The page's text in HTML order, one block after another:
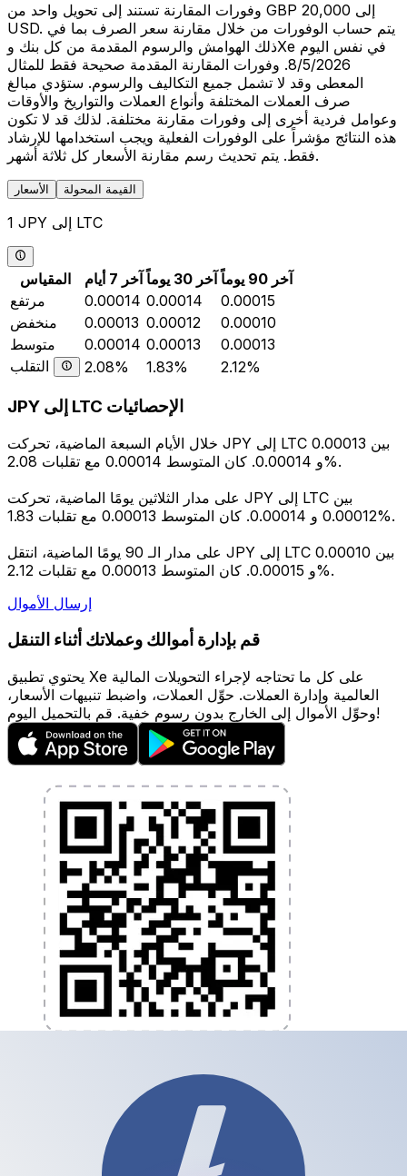
وفورات المقارنة تستند إلى تحويل واحد من GBP 20,000 إلى
USD. يتم حساب الوفورات من خلال مقارنة سعر الصرف بما في
ذلك الهوامش والرسوم المقدمة من كل بنك وXe في نفس اليوم
8/5/2026. وفورات المقارنة المقدمة صحيحة فقط للمثال
المعطى وقد لا تشمل جميع التكاليف والرسوم. ستؤدي مبالغ
صرف العملات المختلفة وأنواع العملات والتواريخ والأوقات
وعوامل فردية أخرى إلى وفورات مقارنة مختلفة. لذلك قد لا تكون
هذه النتائج مؤشراً على الوفورات الفعلية ويجب استخدامها للإرشاد
فقط. يتم تحديث رسم مقارنة الأسعار كل ثلاثة أشهر.
الأسعار القيمة المحولة
1 JPY إلى LTC
المقياس آخر 7 أيام آخر 30 يوماً
آخر 90 يوماً
مرتفع
0.00014 0.00014
0.00015
منخفض
0.00013 0.00012
0.00010
متوسط
0.00014 0.00013
0.00013
التقلب
2.08% 1.83% 2.12%
JPY إلى LTC الإحصائيات
خلال الأيام السبعة الماضية، تحركت JPY إلى LTC بين 0.00013
و 0.00014. كان المتوسط 0.00014 مع تقلبات 2.08%.
على مدار الثلاثين يومًا الماضية، تحركت JPY إلى LTC بين
0.00012 و 0.00014. كان المتوسط 0.00013 مع تقلبات 1.83%.
على مدار الـ 90 يومًا الماضية، انتقل JPY إلى LTC بين 0.00010
و 0.00015. كان المتوسط 0.00013 مع تقلبات 2.12%.
إرسال الأموال
قم بإدارة أموالك وعملاتك أثناء التنقل
يحتوي تطبيق Xe على كل ما تحتاجه لإجراء التحويلات المالية
العالمية وإدارة العملات. حوِّل العملات، واضبط تنبيهات الأسعار،
وحوِّل الأموال إلى الخارج بدون رسوم خفية. قم بالتحميل اليوم!